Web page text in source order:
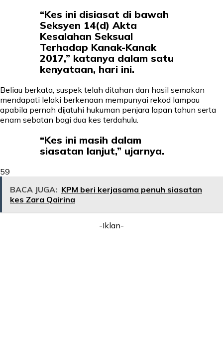
“Kes ini disiasat di bawah
Seksyen 14(d) Akta
Kesalahan Seksual
Terhadap Kanak-Kanak
2017,” katanya dalam satu
kenyataan, hari ini.
Beliau berkata, suspek telah ditahan dan hasil semakan
mendapati lelaki berkenaan mempunyai rekod lampau
apabila pernah dijatuhi hukuman penjara lapan tahun serta
enam sebatan bagi dua kes terdahulu.
“Kes ini masih dalam
siasatan lanjut,” ujarnya.
59
BACA JUGA: KPM beri kerjasama penuh siasatan
kes Zara Qairina
-Iklan-